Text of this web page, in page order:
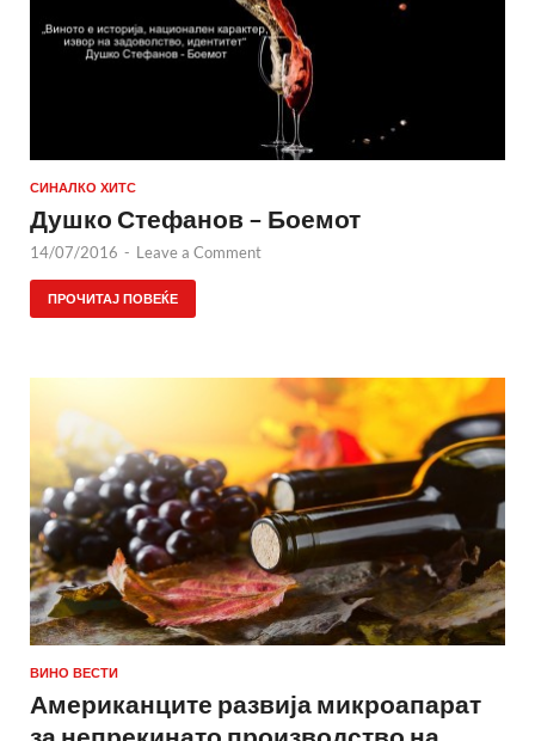
СИНАЛКО ХИТС
Душко Стефанов – Боемот
14/07/2016 - Leave a Comment
ПРОЧИТАЈ ПОВЕЌЕ
ВИНО ВЕСТИ
Американците развија микроапарат